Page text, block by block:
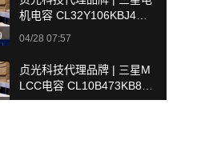
机电容 CL32Y106KBJ4PN
04/28 07:57
贞光科技代理品牌 | 三星M
LCC电容 CL10B473KB8W
PNC